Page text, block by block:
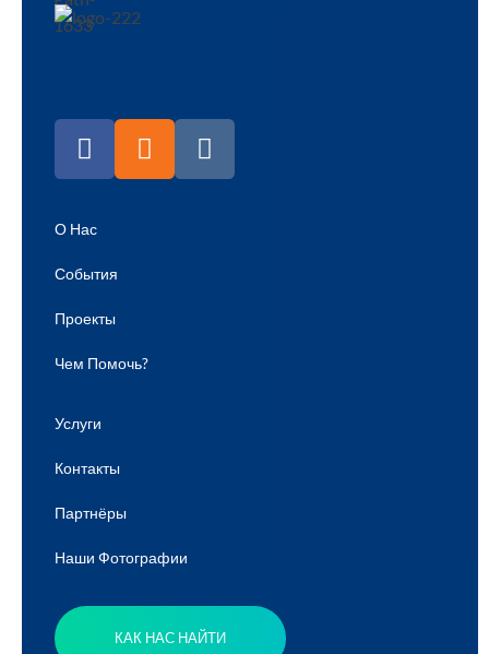
О Нас
События
Проекты
Чем Помочь?
Услуги
Контакты
Партнёры
Наши Фотографии
КАК НАС НАЙТИ